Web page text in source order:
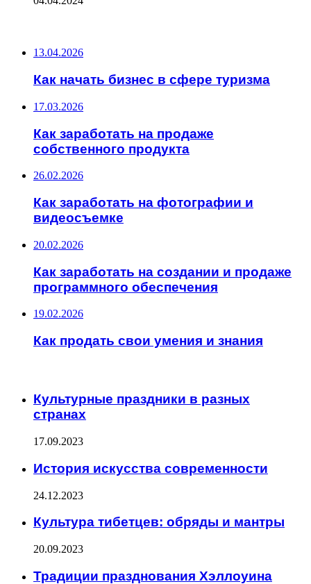
13.04.2026
Как начать бизнес в сфере туризма
17.03.2026
Как заработать на продаже
собственного продукта
26.02.2026
Как заработать на фотографии и
видеосъемке
20.02.2026
Как заработать на создании и продаже
программного обеспечения
19.02.2026
Как продать свои умения и знания
Культурные праздники в разных
странах
17.09.2023
История искусства современности
24.12.2023
Культура тибетцев: обряды и мантры
20.09.2023
Традиции празднования Хэллоуина